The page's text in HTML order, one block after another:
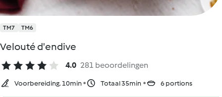
TM7 TM6
Velouté d'endive
4.0 281 beoordelingen
Voorbereiding. 10min Totaal 35min 6 portions